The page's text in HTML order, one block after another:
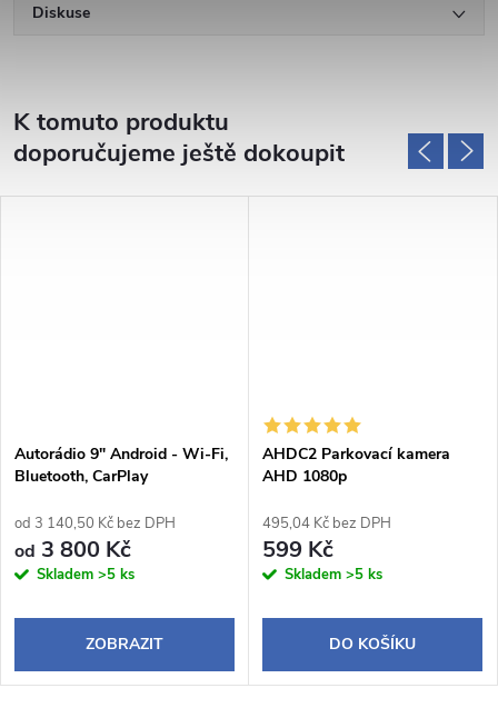
Diskuse
K tomuto produktu
doporučujeme ještě dokoupit
Autorádio 9" Android - Wi-Fi,
Bluetooth, CarPlay
od 3 140,50 Kč bez DPH
od 3 800 Kč
Skladem >5 ks
ZOBRAZIT
AHDC2 Parkovací kamera
AHD 1080p
495,04 Kč bez DPH
599 Kč
Skladem >5 ks
DO KOŠÍKU